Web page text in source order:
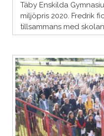
Täby Enskilda
miljöpris 2020. Fredrik
tillsammans med